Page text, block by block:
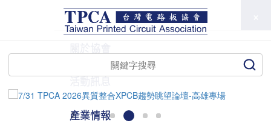
TPCA
活動訊息
產業情報